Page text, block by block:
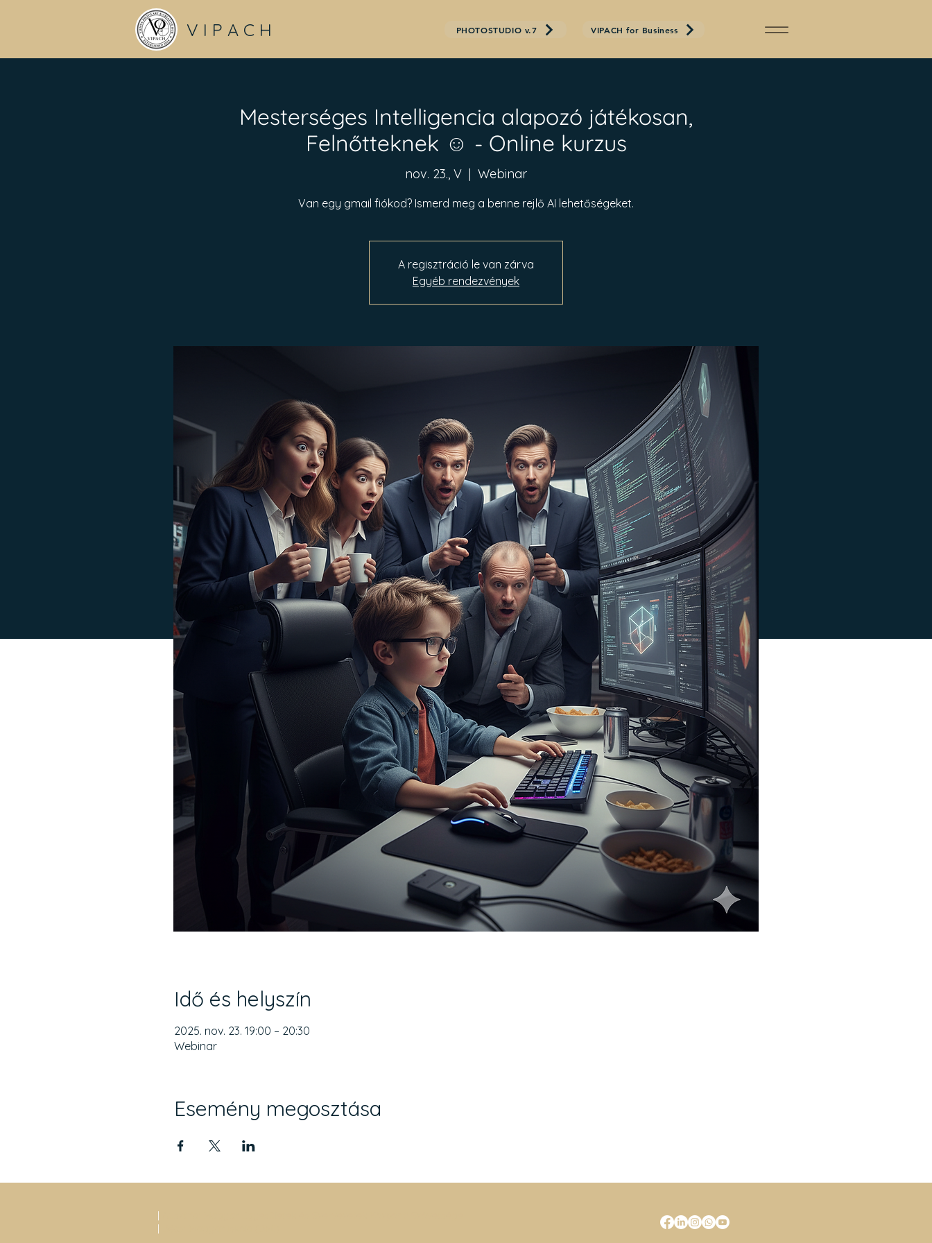
V I P A C H PHOTOSTUDIO v.7 VIPACH for Business
Mesterséges Intelligencia alapozó játékosan,
Felnőtteknek ☺️ - Online kurzus
nov. 23., V
  |
Webinar
Van egy gmail fiókod? Ismerd meg a benne rejlő AI lehetőségeket.
A regisztráció le van zárva
Egyéb rendezvények
Idő és helyszín
2025. nov. 23. 19:00 – 20:30
Webinar
Esemény megosztása
|
|